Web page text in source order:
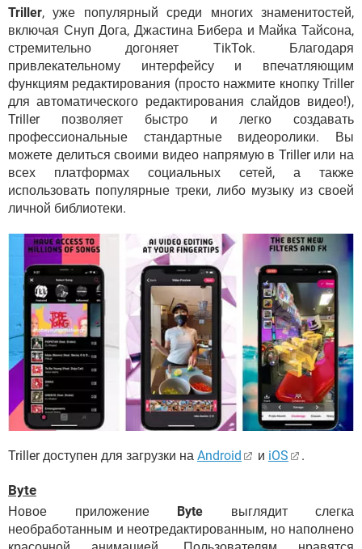
Triller, уже популярный среди многих знаменитостей,
включая Снуп Дога, Джастина Бибера и Майка Тайсона,
стремительно догоняет TikTok. Благодаря
привлекательному интерфейсу и впечатляющим
функциям редактирования (просто нажмите кнопку Triller
для автоматического редактирования слайдов видео!),
Triller позволяет быстро и легко создавать
профессиональные стандартные видеоролики. Вы
можете делиться своими видео напрямую в Triller или на
всех платформах социальных сетей, а также
использовать популярные треки, либо музыку из своей
личной библиотеки.
Triller доступен для загрузки на Android и iOS .
Byte
Новое приложение Byte выглядит слегка
необработанным и неотредактированным, но наполнено